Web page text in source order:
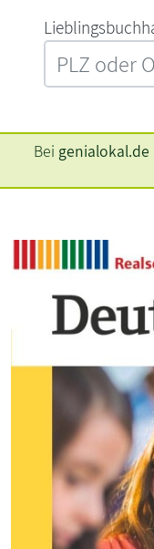
Bei genialokal.de